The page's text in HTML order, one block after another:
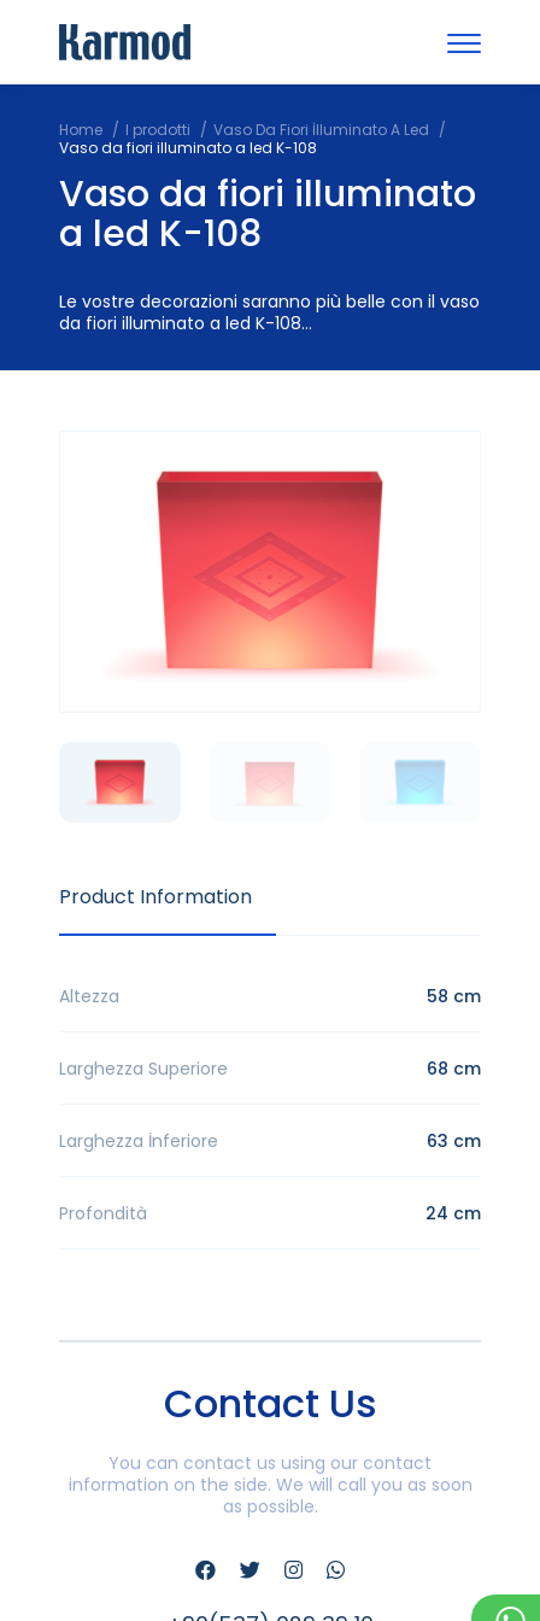
Home I prodotti
Vaso Da Fiori İlluminato A Led
Vaso da fiori illuminato a led K-108
Vaso da fiori illuminato
a led K-108
Le vostre decorazioni saranno più belle con il vaso
da fiori illuminato a led K-108...
Product Information
Altezza 58 cm
Larghezza Superiore 68 cm
Larghezza İnferiore 63 cm
Profondità 24 cm
Contact Us
You can contact us using our contact
information on the side. We will call you as soon
as possible.